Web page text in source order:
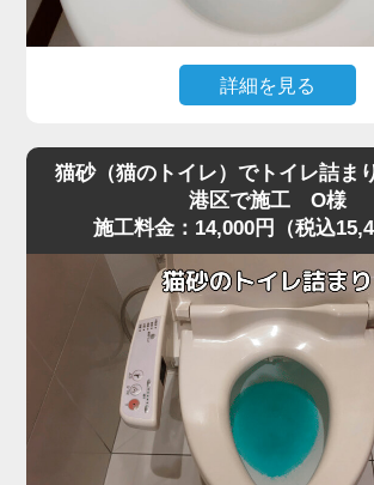
今回は業務用の高圧ポンプを使用し、詰ま
圧力を段階的にかける方法で作業を行いま
急激に圧力を加えると便器に負担がかかる
抗を確認しながら慎重に数回加圧。
押し流されて一気に通水が回復しました。
作業後は複数回の排水テストも行い、逆流
異常がないことを確認し、安心して使用で
旧。
最後に、再発防止策として「トイレットペ
に分けて流す」「厚手ペーパーを大量に使
しい使い方もお伝えしました。
大量のペーパーによる詰まりは軽度に見え
の奥で固まっていることが多く、高圧ポン
機材でないと解消が難しいケースが非常に
詳細を見る
水位が上がったまま下がらなくなり、トイ
ってしまったというご相談がありました。
現場を確認すると、便器の奥でシートがし
かり、手前の見える部分ではなくS字奥で
る状態でした。
最近は「流せる」と書かれたお掃除シート
すが、実際にはトイレットペーパーほど水
港区周辺でもシート詰まりのトラブルが増
特に節水型トイレでは水量が少ないため、
トでも奥で丸まって団子状に固まりやすく
ーカップではほとんど動かないケースが多
猫砂（猫のトイレ）でトイレ詰ま
港区で施工 O様
施工料金：14,000円（税込